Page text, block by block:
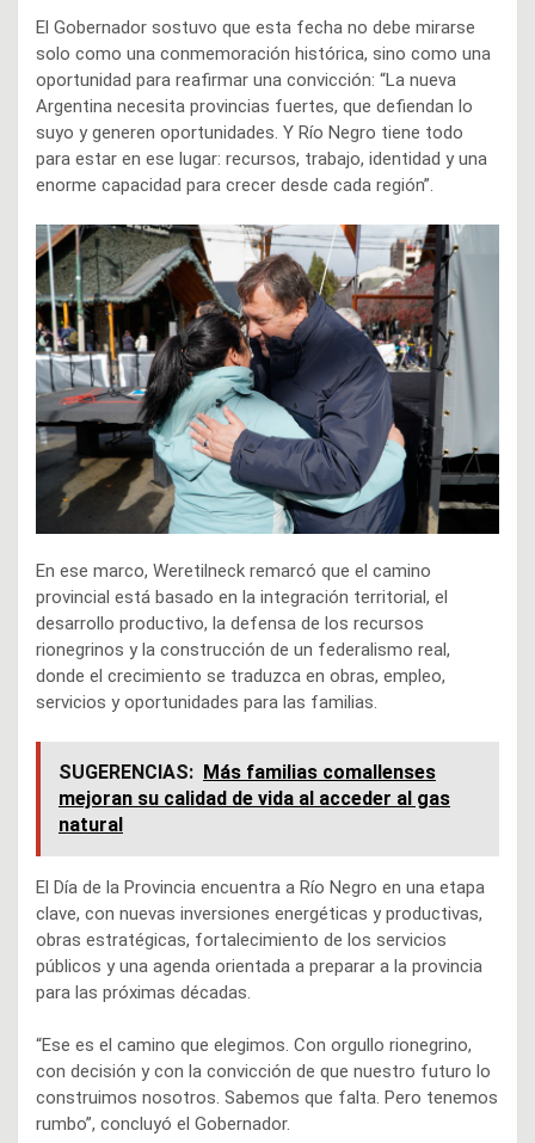
El Gobernador sostuvo que esta fecha no debe mirarse
solo como una conmemoración histórica, sino como una
oportunidad para reafirmar una convicción: “La nueva
Argentina necesita provincias fuertes, que defiendan lo
suyo y generen oportunidades. Y Río Negro tiene todo
para estar en ese lugar: recursos, trabajo, identidad y una
enorme capacidad para crecer desde cada región”.
En ese marco, Weretilneck remarcó que el camino
provincial está basado en la integración territorial, el
desarrollo productivo, la defensa de los recursos
rionegrinos y la construcción de un federalismo real,
donde el crecimiento se traduzca en obras, empleo,
servicios y oportunidades para las familias.
SUGERENCIAS: Más familias comallenses
mejoran su calidad de vida al acceder al gas
natural
El Día de la Provincia encuentra a Río Negro en una etapa
clave, con nuevas inversiones energéticas y productivas,
obras estratégicas, fortalecimiento de los servicios
públicos y una agenda orientada a preparar a la provincia
para las próximas décadas.
“Ese es el camino que elegimos. Con orgullo rionegrino,
con decisión y con la convicción de que nuestro futuro lo
construimos nosotros. Sabemos que falta. Pero tenemos
rumbo”, concluyó el Gobernador.